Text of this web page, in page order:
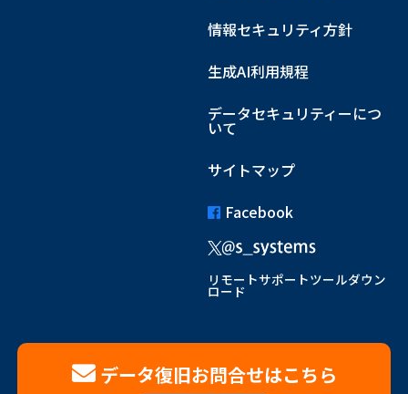
情報セキュリティ方針
生成AI利用規程
データセキュリティーにつ
いて
サイトマップ
Facebook
リモートサポートツールダウン
ロード
データ復旧お問合せはこちら